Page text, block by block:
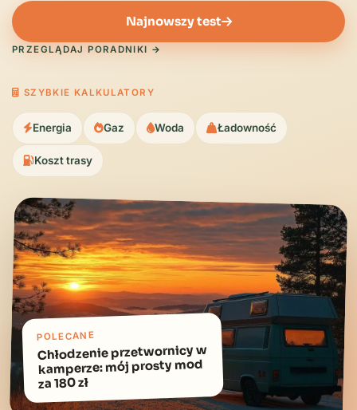
Najnowszy test
PRZEGLĄDAJ PORADNIKI →
SZYBKIE KALKULATORY
Energia Gaz Woda Ładowność
Koszt trasy
POLECANE
Chłodzenie przetwornicy w
kamperze: mój prosty mod
za 180 zł